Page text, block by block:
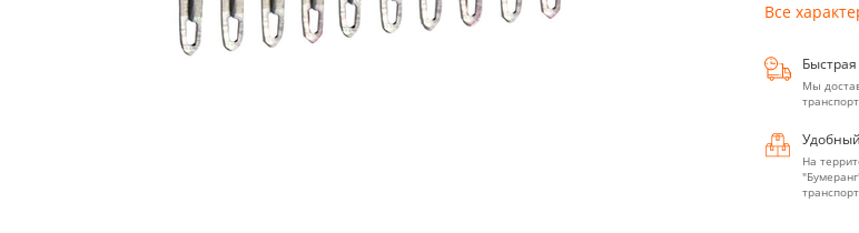
Все
Мы
На
транспорт